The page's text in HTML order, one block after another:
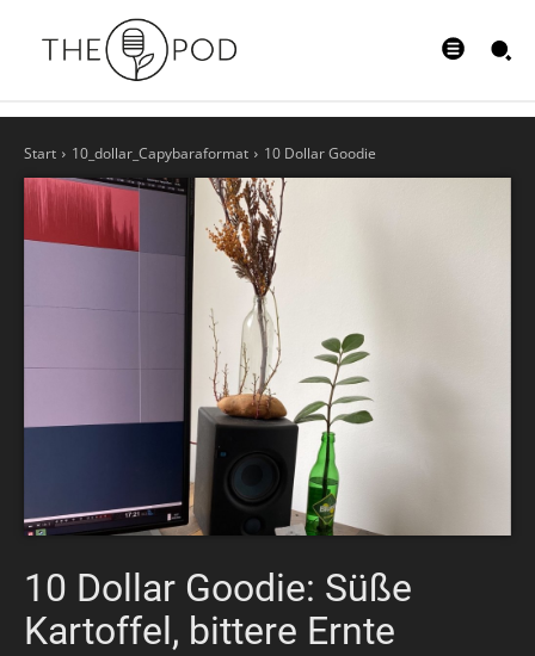
Start 10_dollar_Capybaraformat 10 Dollar Goodie
10 Dollar Goodie: Süße
Kartoffel, bittere Ernte